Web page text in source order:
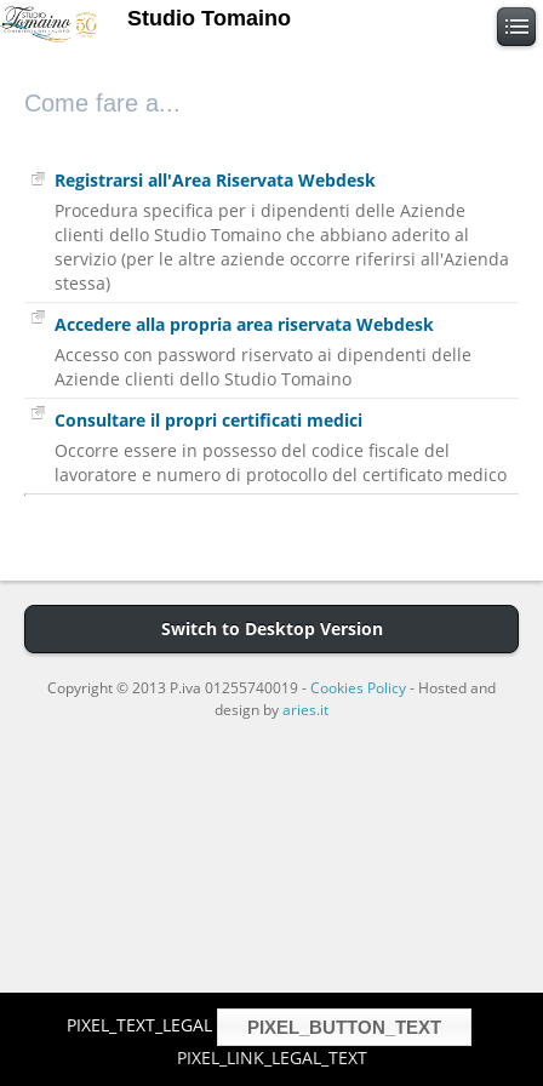
Studio Tomaino
Come fare a...
Registrarsi all'Area Riservata Webdesk
Procedura specifica per i dipendenti delle Aziende
clienti dello Studio Tomaino che abbiano aderito al
servizio (per le altre aziende occorre riferirsi all'Azienda
stessa)
Accedere alla propria area riservata Webdesk
Accesso con password riservato ai dipendenti delle
Aziende clienti dello Studio Tomaino
Consultare il propri certificati medici
Occorre essere in possesso del codice fiscale del
lavoratore e numero di protocollo del certificato medico
Switch to Desktop Version
Copyright © 2013 P.iva 01255740019 -Cookies Policy- Hosted and
design byaries.it
PIXEL_TEXT_LEGAL PIXEL_BUTTON_TEXT
PIXEL_LINK_LEGAL_TEXT